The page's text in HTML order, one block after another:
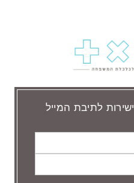
לתיבת המייל